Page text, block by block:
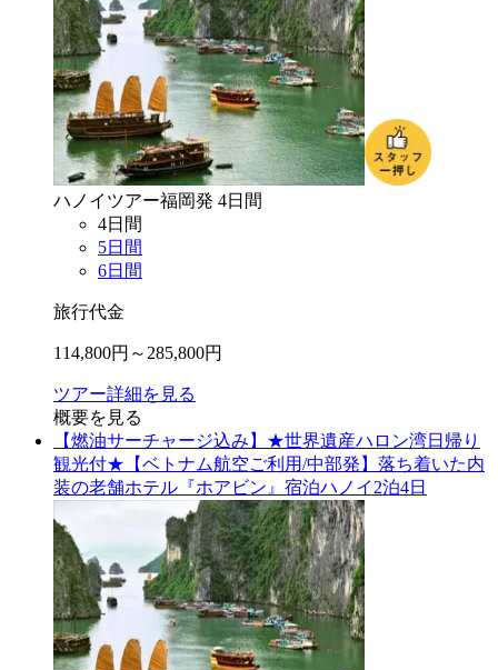
ハノイ ツアー福岡発 4日間
4日間
5日間
6日間
旅行代金
114,800円～ 285,800円
ツアー詳細を見る
概要を見る
【燃油サーチャージ込み】★世界遺産ハロン湾日帰り
観光付★【ベトナム航空ご利用/中部発】落ち着いた内
装の老舗ホテル『ホアビン』宿泊ハノイ2泊4日